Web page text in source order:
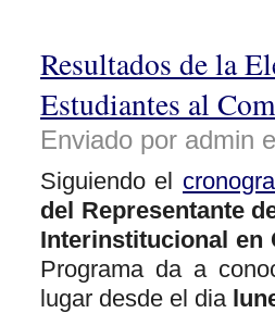
Resultados de la
Estudiantes al
Enviado por admin
Siguiendo el
del Representante
Interinstitucional en
Programa da a
lugar desde el dia